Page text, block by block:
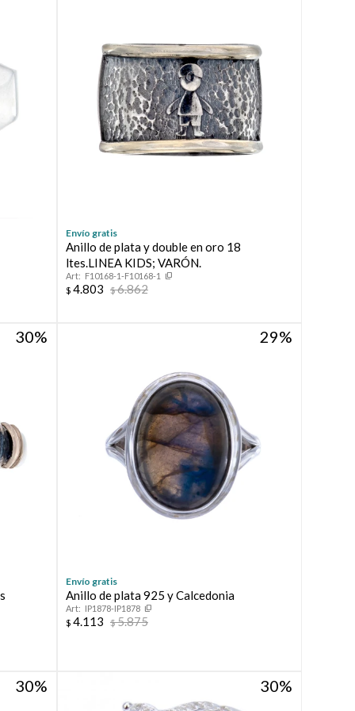
Envío gratis
Anillo de plata y double en oro 18
ltes.LINEA KIDS; VARÓN.
F10168-1-F10168-1
$ 4.803 $6.862
30 29
Envío gratis
Anillo de plata 925 y Calcedonia
IP1878-IP1878
$ 4.113 $5.875
30 30